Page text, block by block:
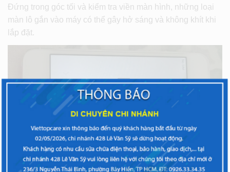
Đứng trong góc tối và kiểm tra viền màn hình, những loại
màn lô gắn vào máy có thể gây hở sáng và không khít khi
lắp đặt.